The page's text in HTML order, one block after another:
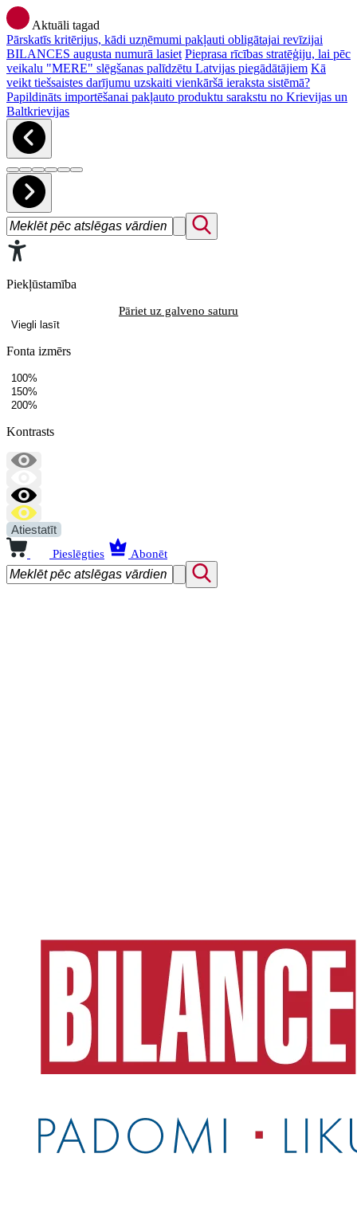
Aktuāli tagad
Pārskatīs kritērijus, kādi uzņēmumi pakļauti obligātajai revīzijai
BILANCES augusta numurā lasiet Pieprasa rīcības stratēģiju, lai pēc
veikalu "MERE" slēgšanas palīdzētu Latvijas piegādātājiem Kā
veikt tiešsaistes darījumu uzskaiti vienkāršā ieraksta sistēmā?
Papildināts importēšanai pakļauto produktu sarakstu no Krievijas un
Baltkrievijas
Piekļūstamība
Pāriet uz galveno saturu
Viegli lasīt
Fonta izmērs
100%
150%
200%
Kontrasts
Atiestatīt
Pieslēgties Abonēt